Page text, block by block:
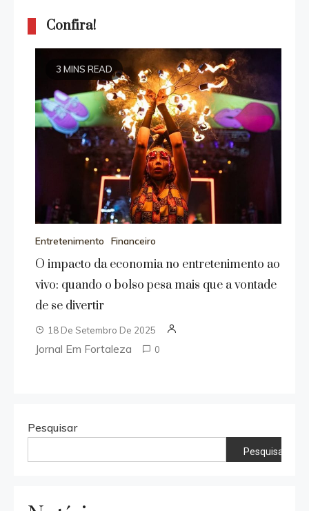
Confira!
3 MINS READ
Entretenimento Financeiro
O impacto da economia no entretenimento ao
vivo: quando o bolso pesa mais que a vontade
de se divertir
18 De Setembro De 2025
Jornal Em Fortaleza 0
Pesquisar
Pesquisar